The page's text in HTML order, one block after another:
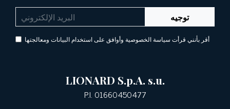
توجيه
أقر بأنني قرأت سياسة الخصوصية وأوافق على استخدام البيانات ومعالجتها
LIONARD S.p.A. s.u.
P.I. 01660450477